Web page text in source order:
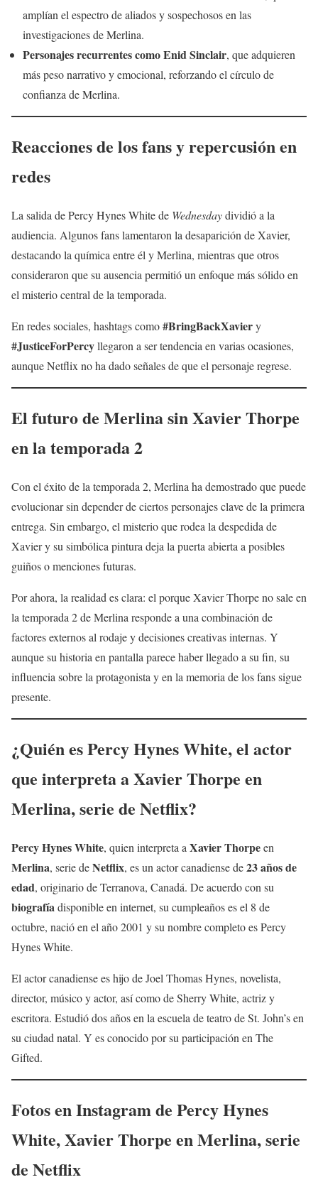
amplían el espectro de aliados y sospechosos en las
investigaciones de Merlina.
Personajes recurrentes como Enid Sinclair, que adquieren
más peso narrativo y emocional, reforzando el círculo de
confianza de Merlina.
Reacciones de los fans y repercusión en
redes
La salida de Percy Hynes White de Wednesdaydividió a la
audiencia. Algunos fans lamentaron la desaparición de Xavier,
destacando la química entre él y Merlina, mientras que otros
consideraron que su ausencia permitió un enfoque más sólido en
el misterio central de la temporada.
En redes sociales, hashtags como#BringBackXaviery
#JusticeForPercyllegaron a ser tendencia en varias ocasiones,
aunque Netflix no ha dado señales de que el personaje regrese.
El futuro de Merlina sin Xavier Thorpe
en la temporada 2
Con el éxito de la temporada 2, Merlina ha demostrado que puede
evolucionar sin depender de ciertos personajes clave de la primera
entrega. Sin embargo, el misterio que rodea la despedida de
Xavier y su simbólica pintura deja la puerta abierta a posibles
guiños o menciones futuras.
Por ahora, la realidad es clara: el porque Xavier Thorpe no sale en
la temporada 2 de Merlina responde a una combinación de
factores externos al rodaje y decisiones creativas internas. Y
aunque su historia en pantalla parece haber llegado a su fin, su
influencia sobre la protagonista y en la memoria de los fans sigue
presente.
¿Quién esPercy Hynes White, el actor
que interpreta aXavier Thorpe en
Merlina, serie de Netflix?
Percy Hynes White, quien interpreta a Xavier Thorpeen
Merlina, serie deNetflix, es un actor canadiense de23 años de
edad, originario de Terranova, Canadá. De acuerdo con su
biografíadisponible en internet, su cumpleaños es el 8 de
octubre, nació en el año 2001 y su nombre completo es Percy
Hynes White.
El actor canadiense es hijo de Joel Thomas Hynes, novelista,
director, músico y actor, así como de Sherry White, actriz y
escritora. Estudió dos años en la escuela de teatro de St. John’s en
su ciudad natal. Y es conocido por su participación en The
Gifted.
Fotos en Instagram de Percy Hynes
White,Xavier Thorpe enMerlina, serie
de Netflix